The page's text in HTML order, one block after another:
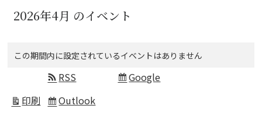
2026年4月 のイベント
この期間内に設定されているイベントはありません
印刷
表
RSS
Subscribe
Google
Subscribe
Outlook